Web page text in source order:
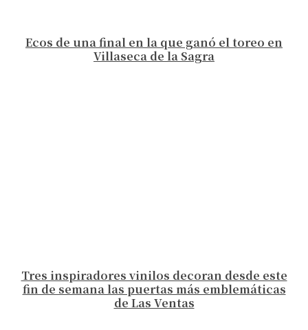
Ecos de una final en la que ganó el toreo en
Villaseca de la Sagra
Tres inspiradores vinilos decoran desde este
fin de semana las puertas más emblemáticas
de Las Ventas